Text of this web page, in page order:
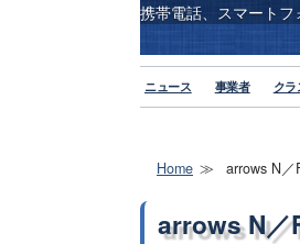
携帯電話、スマート
ニュース 事業者 クラ
Home arrows N
arrows N／